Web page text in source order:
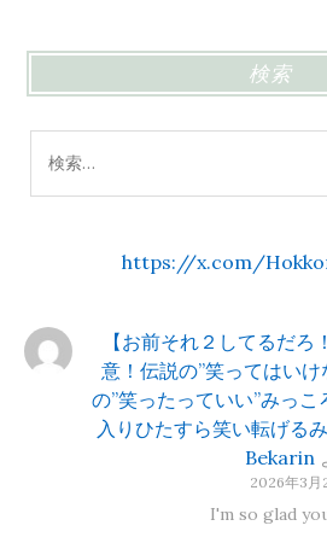
検索
索:
https://x.com/
【お前それ２してるだ
意！伝説の”笑ってはいけ
の”笑ったっていい”みっ
入りひたすら笑い転げる
Bekarin
2026年3月
I'm so glad